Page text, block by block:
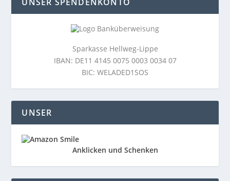
Sparkasse Hellweg-Lippe
IBAN: DE11 4145 0075 0003 0034 07
BIC: WELADED1SOS
UNSER
Anklicken und Schenken